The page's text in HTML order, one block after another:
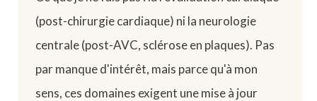
(post-chirurgie cardiaque) ni la neurologie
centrale (post-AVC, sclérose en plaques). Pas
par manque d'intérêt, mais parce qu'à mon
sens, ces domaines exigent une mise à jour